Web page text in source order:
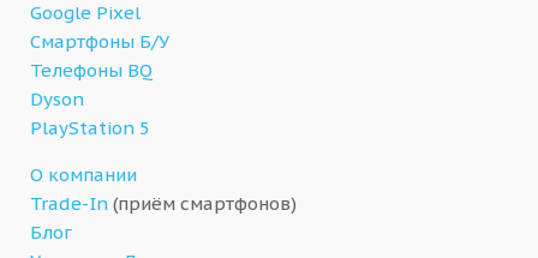
Google Pixel
Смартфоны Б/У
Телефоны BQ
Dyson
PlayStation 5
О компании
Trade-In (приём смартфонов)
Блог